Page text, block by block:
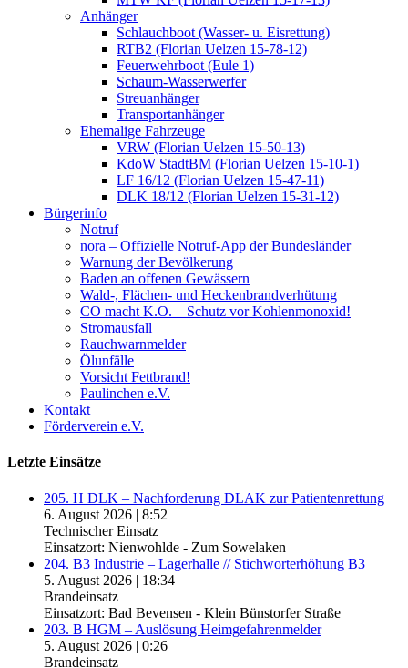
Anhänger
Schlauchboot (Wasser- u. Eisrettung)
RTB2 (Florian Uelzen 15-78-12)
Feuerwehrboot (Eule 1)
Schaum-Wasserwerfer
Streuanhänger
Transportanhänger
Ehemalige Fahrzeuge
VRW (Florian Uelzen 15-50-13)
KdoW StadtBM (Florian Uelzen 15-10-1)
LF 16/12 (Florian Uelzen 15-47-11)
DLK 18/12 (Florian Uelzen 15-31-12)
Bürgerinfo
Notruf
nora – Offizielle Notruf-App der Bundesländer
Warnung der Bevölkerung
Baden an offenen Gewässern
Wald-, Flächen- und Heckenbrandverhütung
CO macht K.O. – Schutz vor Kohlenmonoxid!
Stromausfall
Rauchwarnmelder
Ölunfälle
Vorsicht Fettbrand!
Paulinchen e.V.
Kontakt
Förderverein e.V.
Letzte Einsätze
205. H DLK – Nachforderung DLAK zur Patientenrettung
6. August 2026 | 8:52
Technischer Einsatz
Einsatzort: Nienwohlde - Zum Sowelaken
204. B3 Industrie – Lagerhalle // Stichworterhöhung B3
5. August 2026 | 18:34
Brandeinsatz
Einsatzort: Bad Bevensen - Klein Bünstorfer Straße
203. B HGM – Auslösung Heimgefahrenmelder
5. August 2026 | 0:26
Brandeinsatz